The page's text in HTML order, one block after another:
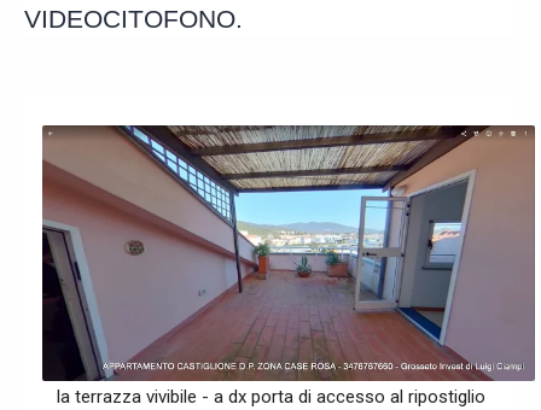
VIDEOCITOFONO.
la terrazza vivibile - a dx porta di accesso al ripostiglio